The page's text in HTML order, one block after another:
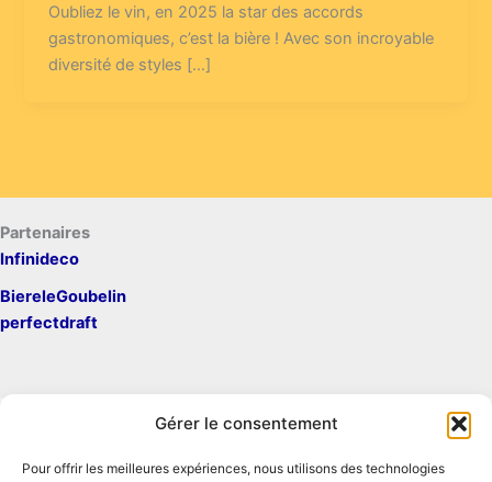
Gérer le consentement
Pour offrir les meilleures expériences, nous utilisons des technologies
Oubliez le vin, en 2025 la star des accords
gastronomiques, c’est la bière ! Avec son incroyable
diversité de styles […]
Partenaires
Infinideco
BiereleGoubelin
perfectdraft